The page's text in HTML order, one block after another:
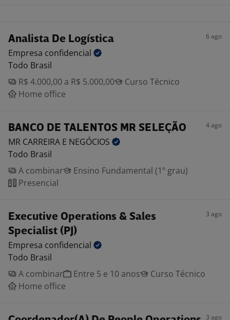
Analista De Logística 6 ago
Empresa confidencial
Todo Brasil
R$ 4.000,00 a R$ 5.000,00
Curso Técnico
Home office
BANCO DE TALENTOS MR SELEÇÃO 4 ago
MR CARREIRA E NEGÓCIOS
Todo Brasil
A combinar
Ensino Fundamental (1º grau)
Presencial
Executive Operations & Sales
Specialist (PJ)
3 ago
Empresa confidencial
Todo Brasil
A combinar
Entre 5 e 10 anos
Curso Técnico
Home office
3 ago